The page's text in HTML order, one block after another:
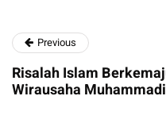
Previous
Risalah Islam
Wirausaha